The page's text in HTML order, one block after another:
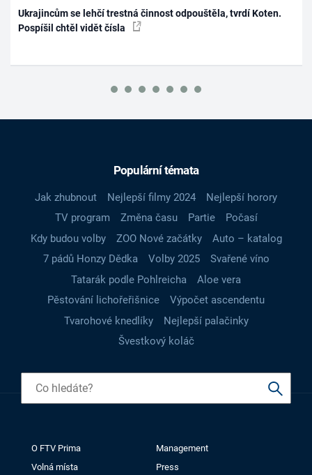
Ukrajincům se lehčí trestná činnost odpouštěla, tvrdí Koten.
Pospíšil chtěl vidět čísla
Populární témata
Jak zhubnout Nejlepší filmy 2024
Nejlepší horory
TV program
Změna času Partie
Počasí
Kdy budou volby
ZOO Nové začátky
Auto – katalog
7 pádů Honzy Dědka
Volby 2025
Svařené víno
Tatarák podle Pohlreicha
Aloe vera
Pěstování lichořeřišnice
Výpočet ascendentu
Tvarohové knedlíky
Nejlepší palačinky
Švestkový koláč
O FTV Prima
Management
Volná místa
Press